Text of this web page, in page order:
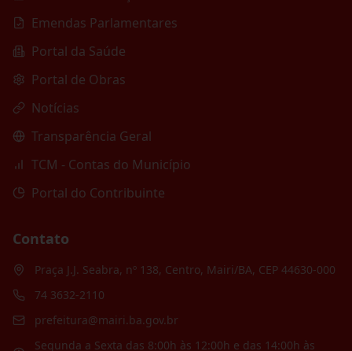
Emendas Parlamentares
Portal da Saúde
Portal de Obras
Notícias
Transparência Geral
TCM - Contas do Município
Portal do Contribuinte
Contato
Praça J.J. Seabra, nº 138, Centro, Mairi/BA, CEP 44630-000
74 3632-2110
prefeitura@mairi.ba.gov.br
Segunda a Sexta das 8:00h às 12:00h e das 14:00h às